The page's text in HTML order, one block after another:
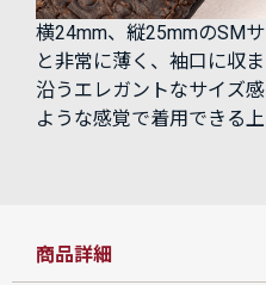
横24mm、縦25mmのSM
と非常に薄く、袖口に収
沿うエレガントなサイズ
ような感覚で着用できる上
商品詳細